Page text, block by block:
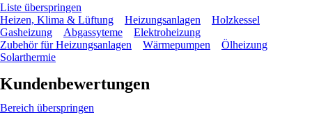
Liste überspringen
Heizen, Klima & Lüftung
Heizungsanlagen
Holzkessel
Gasheizung
Abgassyteme
Elektroheizung
Zubehör für Heizungsanlagen
Wärmepumpen
Ölheizung
Solarthermie
Kundenbewertungen
Bereich überspringen